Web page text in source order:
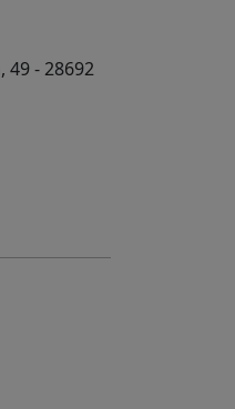
49 - 28692